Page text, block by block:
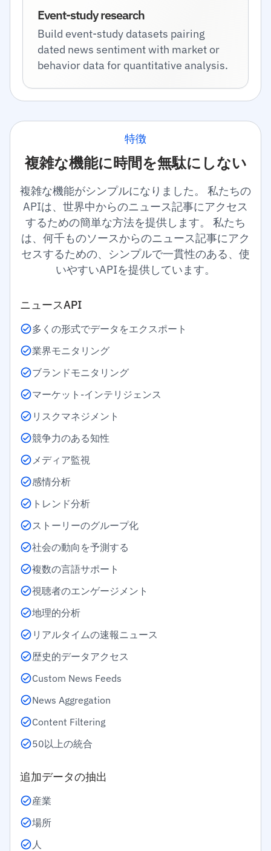
Event-study research
Build event-study datasets pairing
dated news sentiment with market or
behavior data for quantitative analysis.
特徴
複雑な機能に時間を無駄にしない
複雑な機能がシンプルになりました。 私たちの
APIは、世界中からのニュース記事にアクセス
するための簡単な方法を提供します。 私たち
は、何千ものソースからのニュース記事にアク
セスするための、シンプルで一貫性のある、使
いやすいAPIを提供しています。
ニュースAPI
多くの形式でデータをエクスポート
業界モニタリング
ブランドモニタリング
マーケット-インテリジェンス
リスクマネジメント
競争力のある知性
メディア監視
感情分析
トレンド分析
ストーリーのグループ化
社会の動向を予測する
複数の言語サポート
視聴者のエンゲージメント
地理的分析
リアルタイムの速報ニュース
歴史的データアクセス
Custom News Feeds
News Aggregation
Content Filtering
50以上の統合
追加データの抽出
産業
場所
人